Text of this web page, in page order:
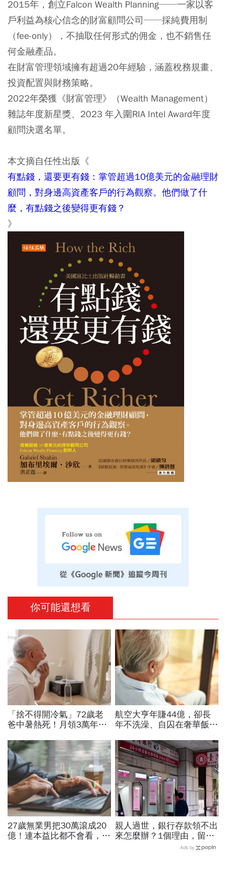
2015年，創立Falcon Wealth Planning──一家以客
戶利益為核心信念的財富顧問公司──採純費用制
（fee-only），不抽取任何形式的佣金，也不銷售任
何金融產品。
在財富管理領域擁有超過20年經驗，涵蓋稅務規畫、
投資配置與財務策略。
2022年榮獲《財富管理》（Wealth Management）
雜誌年度新星獎、2023 年入圍RIA Intel Award年度
顧問決選名單。
本文摘自任性出版《
有點錢，還要更有錢：掌管超過10億美元的金融理財
顧問，對身邊高資產客戶的行為觀察。他們做了什
麼，有點錢之後變得更有錢？
》
你可能還想看
「捨不得開冷氣」72歲老
爸中暑熱死！月領3萬年
窮...「3本發霉存摺」留
500萬遺產啟示
航空大亨年賺44億，卻長
年不洗澡、自囚在奢華飯
人，為何晚年活成一場悲
劇？
27歲無業男把30萬滾成20
億！連本益比都不會看，氣
親人過世，銀行存款領不出
來怎麼辦？1個理由，留現
金比房子更容易卡死！遺產
Ads by